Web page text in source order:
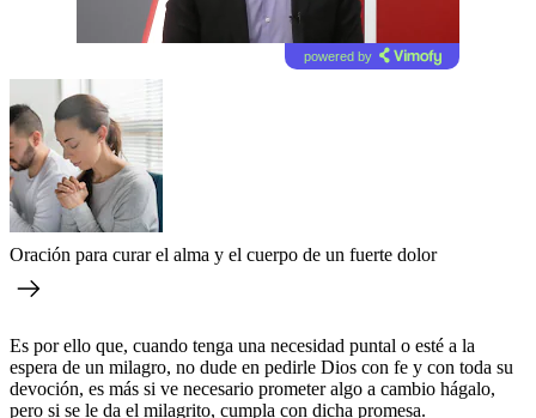
powered by
Oración para curar el alma y el cuerpo de un fuerte dolor
Es por ello que, cuando tenga una necesidad puntal o esté a la
espera de un milagro, no dude en pedirle Dios con fe y con toda su
devoción, es más si ve necesario prometer algo a cambio hágalo,
pero si se le da el milagrito, cumpla con dicha promesa.